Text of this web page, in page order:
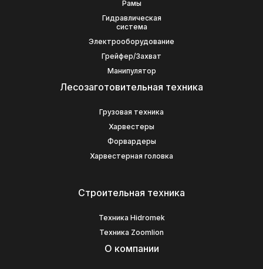
Рамы
Гидравлическая
система
Электрооборудование
Грейфер/Захват
Манипулятор
Лесозаготовительная техника
Грузовая техника
Харвестеры
Форвардеры
Харвестерная головка
Строительная техника
Техника Hidromek
Техника Zoomlion
О компании